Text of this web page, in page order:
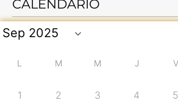
CALENDARIO
L M M J V
1 2 3 4 5